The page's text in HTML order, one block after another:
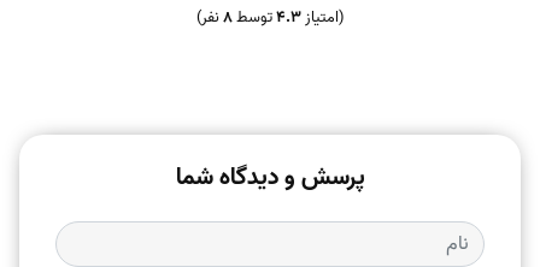
(امتیاز4.3توسط8نفر)
پرسش و دیدگاه شما